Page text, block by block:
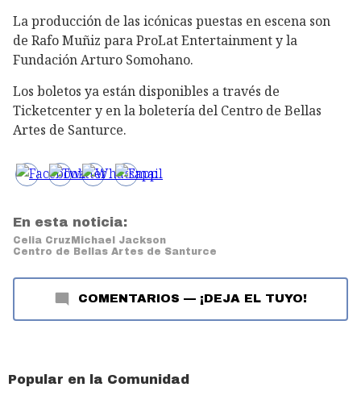
La producción de las icónicas puestas en escena son
de Rafo Muñiz para ProLat Entertainment y la
Fundación Arturo Somohano.
Los boletos ya están disponibles a través de
Ticketcenter y en la boletería del Centro de Bellas
Artes de Santurce.
En esta noticia:
Celia Cruz Michael Jackson
Centro de Bellas Artes de Santurce
COMENTARIOS — ¡DEJA EL TUYO!
Popular en la Comunidad